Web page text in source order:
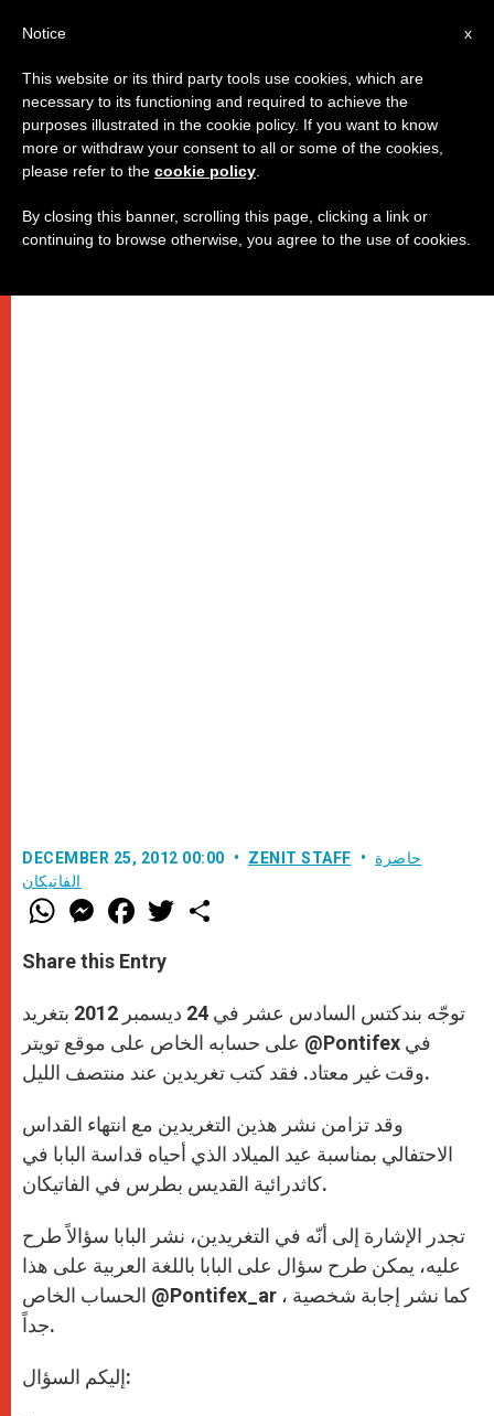
عيد الميلاد: "تغريد" لبندكتس السادس
عشر عند منتصف الليل
DECEMBER 25, 2012 00:00 ZENIT STAFF
حاضرة
الفاتيكان
W
h
t
s
p
p
M
e
s
e
g
e
r
F
a
e
b
k
w
r
Share this Entry
توجّه بندكتس السادس عشر في 24 ديسمبر 2012 بتغريد
على حسابه الخاص على موقع تويتر @Pontifex في
وقت غير معتاد. فقد كتب تغريدين عند منتصف الليل.
وقد تزامن نشر هذين التغريدين مع انتهاء القداس
الاحتفالي بمناسبة عيد الميلاد الذي أحياه قداسة البابا في
كاثدرائية القديس بطرس في الفاتيكان.
تجدر الإشارة إلى أنّه في التغريدين، نشر البابا سؤالاً طرح
عليه، يمكن طرح سؤال على البابا باللغة العربية على هذا
الحساب الخاص @Pontifex_ar ، كما نشر إجابة شخصية
جداً.
إليكم السؤال:
x
Notice
This website or its third party tools use cookies, which are
necessary to its functioning and required to achieve the
purposes illustrated in the cookie policy. If you want to know
more or withdraw your consent to all or some of the cookies,
please refer to the cookie policy
By closing this banner, scrolling this page, clicking a link or
continuing to browse otherwise, you agree to the use of cookies.